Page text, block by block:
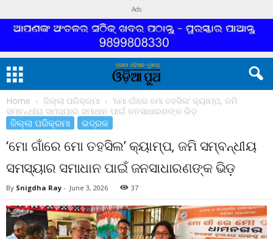
Ads
Home ଜିଲ୍ଲା ପରିକ୍ରମା
‘ମୋ ଗାଁରେ ମୋ ତହସିଲ’ କ୍ୟାମ୍ପ, ଜମି
ସମ୍ବନ୍ଧୀୟ ସମସ୍ୟାର ସମାଧାନ ପାଇଁ ଜନସାଧାରଣଙ୍କ ଭିଡ଼
ଜିଲ୍ଲା ପରିକ୍ରମା ଭଦ୍ରକ
‘ମୋ ଗାଁରେ ମୋ ତହସିଲ’ କ୍ୟାମ୍ପ, ଜମି ସମ୍ବନ୍ଧୀୟ
ସମସ୍ୟାର ସମାଧାନ ପାଇଁ ଜନସାଧାରଣଙ୍କ ଭିଡ଼
By Snigdha Ray - June 3, 2026 37